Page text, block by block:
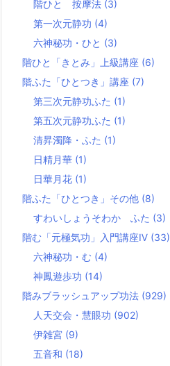
階ひと 按摩法 (3)
第一次元静功 (4)
六神秘功・ひと (3)
階ひと「きとみ」上級講座 (6)
階ふた「ひとつき」講座 (7)
第三次元静功ふた (1)
第五次元静功ふた (1)
清昇濁降・ふた (1)
日精月華 (1)
日華月花 (1)
階ふた「ひとつき」その他 (8)
すわいしょうそわか ふた (3)
階む「元極気功」入門講座Ⅳ (33)
六神秘功・む (4)
神鳳遊歩功 (14)
階みブラッシュアップ功法 (929)
人天交会・慧眼功 (902)
伊雑宮 (9)
五音和 (18)